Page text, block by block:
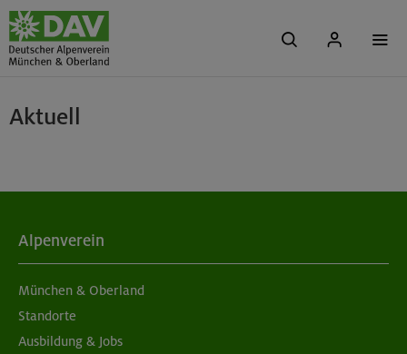
Aktuell
Alpenverein
München & Oberland
Standorte
Ausbildung & Jobs